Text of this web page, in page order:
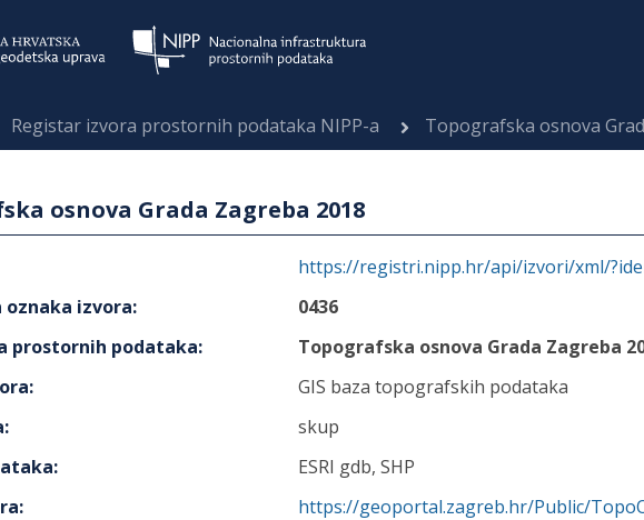
Registar izvora prostornih podataka NIPP-a Topografska osnova
osnova Grada Zagreba 2018
https://registri.nipp.hr/api/izvori/xml/
oznaka izvora:
0436
prostornih podataka:
Topografska osnova Grada Zagreba
:
GIS baza topografskih podataka
:
skup
:
ESRI gdb, SHP
:
https://geoportal.zagreb.hr/Public/